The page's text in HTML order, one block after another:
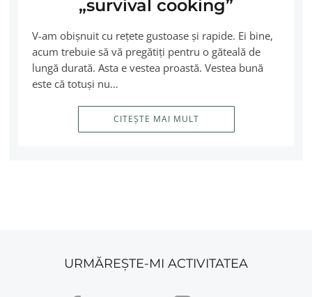
„survival cooking”
V-am obişnuit cu reţete gustoase şi rapide. Ei bine,
acum trebuie să vă pregătiţi pentru o găteală de
lungă durată. Asta e vestea proastă. Vestea bună
este că totuşi nu…
CITEȘTE MAI MULT
URMĂREȘTE-MI ACTIVITATEA